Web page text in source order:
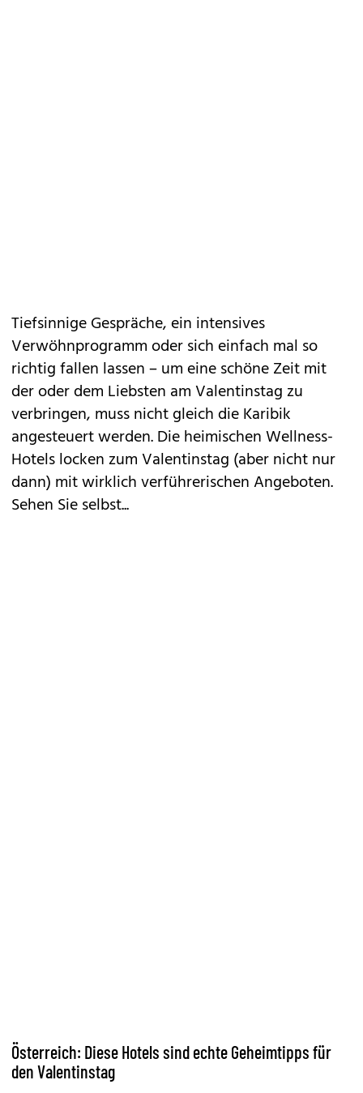
Tiefsinnige Gespräche, ein intensives
Verwöhnprogrammoder sich einfach mal so
richtig fallen lassen – um eine schöne Zeit mit
der oder dem Liebsten am Valentinstag zu
verbringen, muss nicht gleich die Karibik
angesteuert werden. Die heimischen Wellness-
Hotels locken zum Valentinstag (aber nicht nur
dann) mit wirklich verführerischen Angeboten.
Sehen Sie selbst...
Österreich: Diese Hotels sind echte Geheimtipps für
den Valentinstag